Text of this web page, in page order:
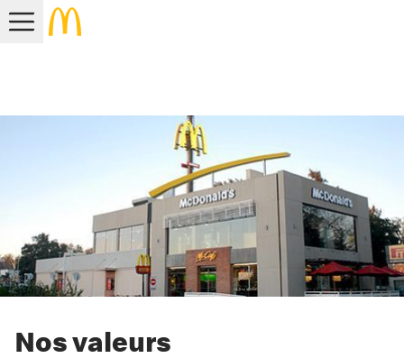
Nos valeurs